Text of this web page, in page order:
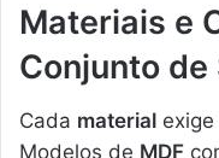
Materiais e
Conjunto
Cada material
Modelos de MDF